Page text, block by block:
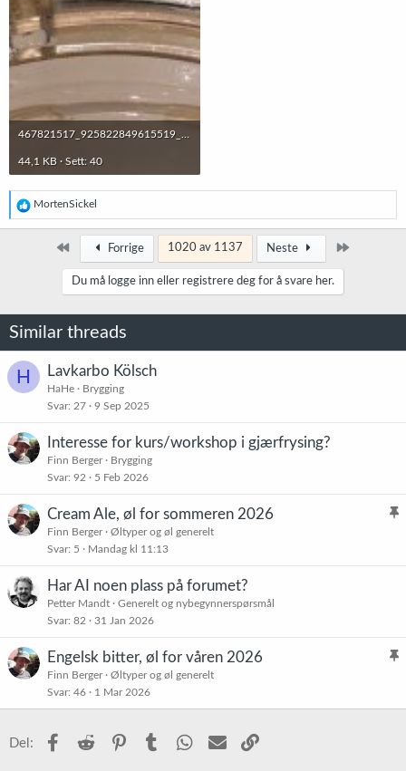
44,1 KB · Sett: 40
R
e
a
r
MortenSickel
Først Forrige 1020 av 1137 Neste
Du må logge inn eller registrere deg for å svare her.
Similar threads
H Lavkarbo Kölsch
HaHe
Brygging
Svar 27 9 Sep 2025
Interesse for kurs/workshop i gjærfrysing?
Finn Berger
Brygging
Svar 92 5 Feb 2026
K
Cream Ale, øl for sommeren 2026
Finn Berger
Øltyper og øl generelt
Svar 5 Mandag kl 11:13
Har AI noen plass på forumet?
Petter Mandt
Generelt og nybegynnerspørsmål
Svar 82 31 Jan 2026
K
s
Engelsk bitter, øl for våren 2026
Finn Berger
Øltyper og øl generelt
Svar 46 1 Mar 2026
Del: Facebook
Reddit PinterestTumblr WhatsApp
E-post